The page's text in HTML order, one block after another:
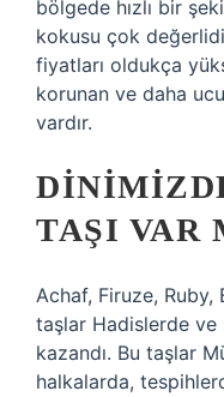
bölgede hızlı bir
kokusu çok
fiyatları oldukça
korunan ve daha
vardır.
TAŞI VAR
Achaf, Firuze,
taşlar Hadislerde
kazandı. Bu taşlar
halkalarda,